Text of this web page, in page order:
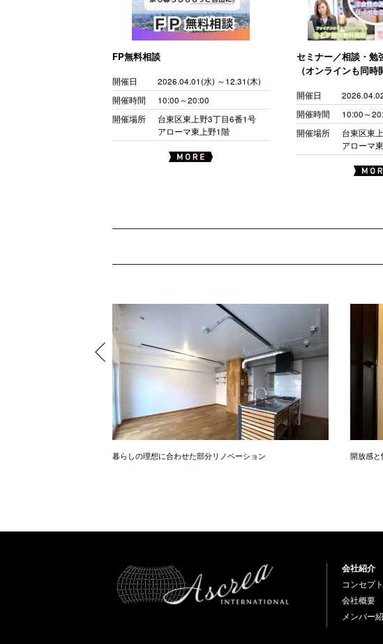
FP無料相談
開催日
2026.04.01(水) ～12.31(木)
開催時間
10:00～20:00
開催場所
台東区東上野3丁目6番1号
アローマ東上野1階
セミナー／相談・勉
（オンラインも同時
開催日
開催時間
10:00～
開催場所
台東区東
アローマ
暮らしの理想に合わせた部分リノベーション 開放感と
会社紹介
コンセプト
会社概要
メンバー